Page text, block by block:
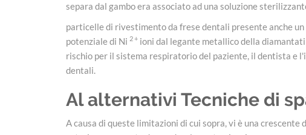
separa dal gambo era associato ad una soluzione
particelle di rivestimento da frese dentali presente anche
potenziale di Ni2 + ioni dal legante metallico della
rischio per il sistema respiratorio del paziente, il dentista e
dentali.
Al alternativi Tecniche di
A causa di queste limitazioni di cui sopra, vi è una